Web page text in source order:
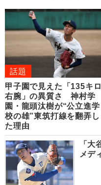
話題
甲子園で見えた「135キロ
右腕」の異質さ 神村学
園・龍頭汰樹が“公立進学
校の雄”東筑打線を翻弄し
た理由
「大
メデ